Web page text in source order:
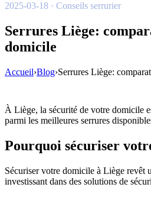
2025-03-18 · Conseils serrurier
Serrures Liège:
domicile
Accueil›Blog›Serrures Liège:
À Liège, la sécurité de votre domicile
parmi les meilleures serrures
Pourquoi sécuriser
Sécuriser votre domicile à Liège revêt
investissant dans des solutions de